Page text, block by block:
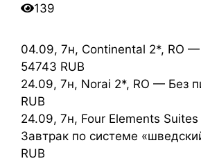
139
04.09, 7н, Continental 2*, RO —
54743 RUB
24.09, 7н, Norai 2*, RO — Без
RUB
24.09, 7н, Four Elements
Завтрак по системе
RUB